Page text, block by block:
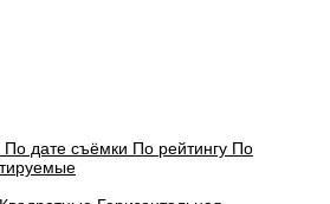
По дате съёмки По рейтингу По